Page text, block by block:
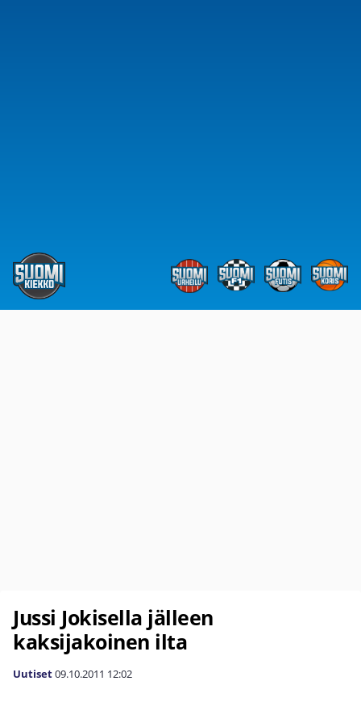
Jussi Jokisella jälleen
kaksijakoinen ilta
Uutiset09.10.2011 12:02